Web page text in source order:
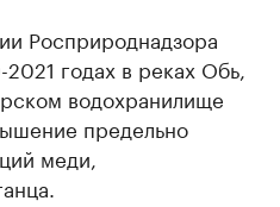
Росприроднадзора
годах в реках Обь,
водохранилище
предельно
меди,